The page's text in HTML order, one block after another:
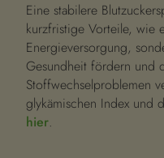
Eine stabilere
kurzfristige Vorteile, wie
Energieversorgung,
Gesundheit fördern und
Stoffwechselproblemen
glykämischen Index und
hier.